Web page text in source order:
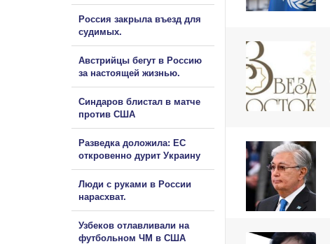
Россия закрыла въезд для
судимых.
Австрийцы бегут в Россию
за настоящей жизнью.
Синдаров блистал в матче
против США
Разведка доложила: ЕС
откровенно дурит Украину
Люди с руками в России
нарасхват.
Узбеков отлавливали на
футбольном ЧМ в США